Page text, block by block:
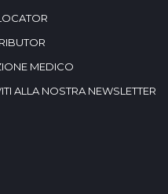
MEDICO
ALLA NOSTRA NEWSLETTER